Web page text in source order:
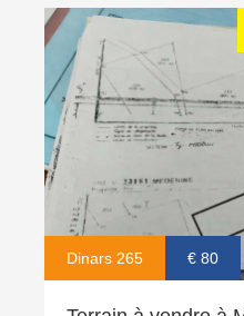
Dinars 265 € 80